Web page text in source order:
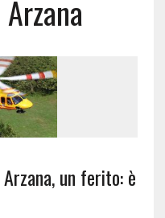
un ferito: è